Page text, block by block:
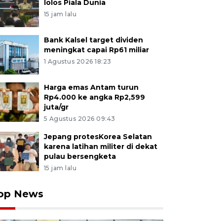
lolos Piala Dunia
15 jam lalu
Bank Kalsel target dividen
meningkat capai Rp61 miliar
1 Agustus 2026 18:23
Harga emas Antam turun
Rp4.000 ke angka Rp2,599
juta/gr
5 Agustus 2026 09:43
Jepang protesKorea Selatan
karena latihan militer di dekat
pulau bersengketa
15 jam lalu
News